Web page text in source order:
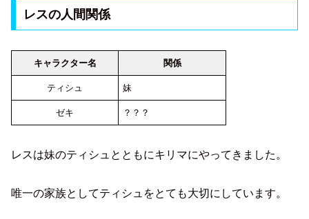
レスの人間関係
キャラクター名 関係
ティシュ 妹
ゼキ ？？？
レスは妹のティシュとともにキリマにやってきました。
唯一の家族としてティシュをとても大切にしています。